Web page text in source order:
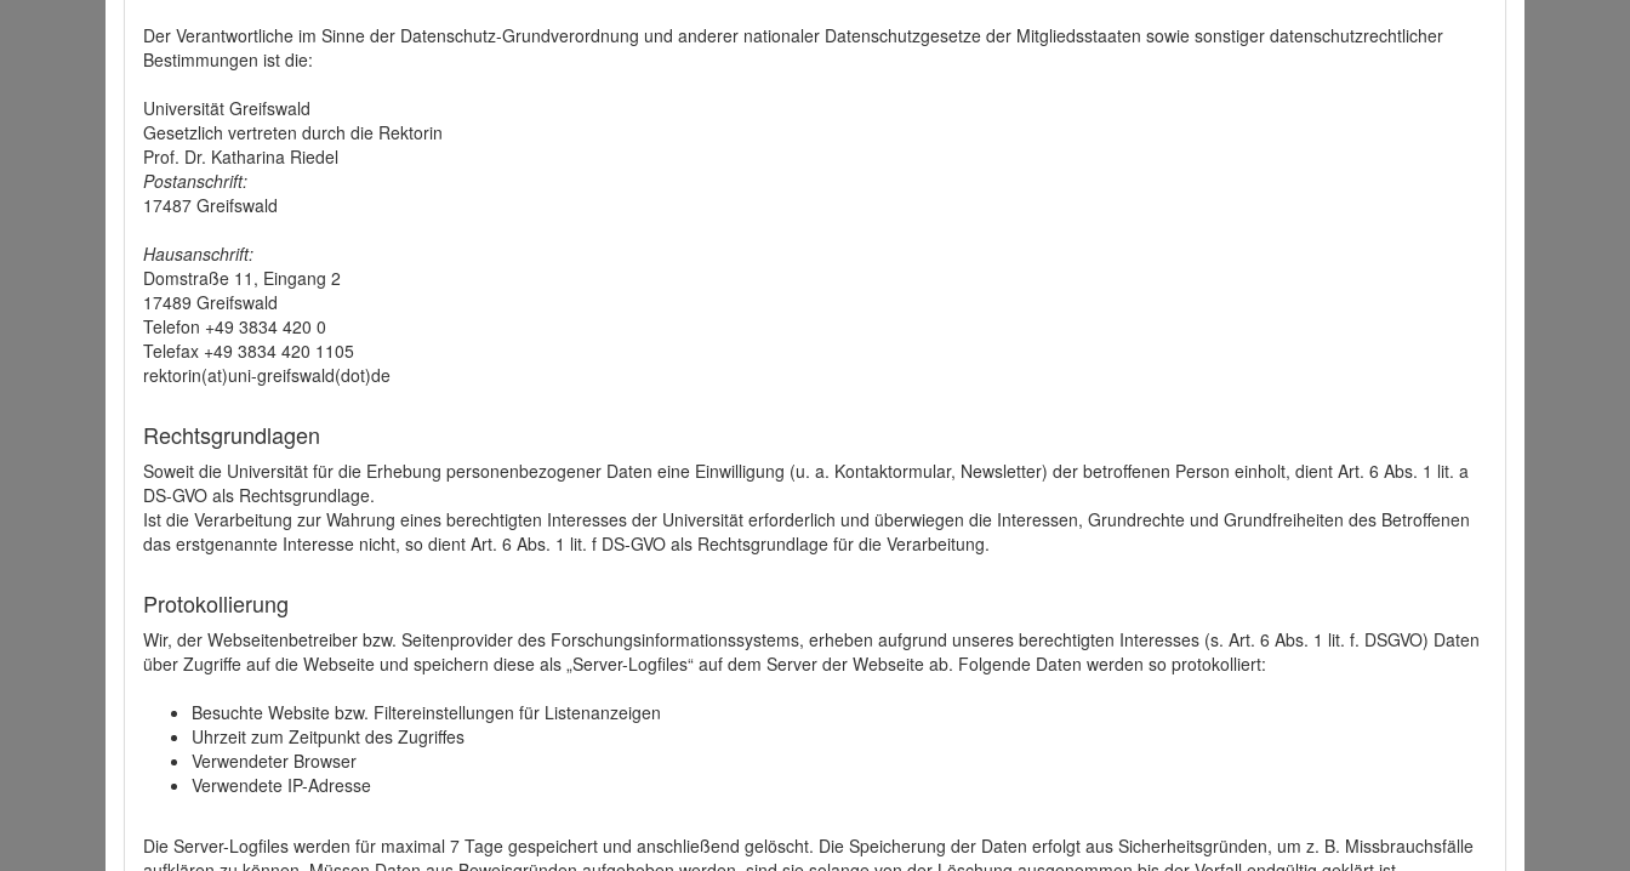
Der Verantwortliche im Sinne der Datenschutz-Grundverordnung und anderer nationaler Datenschutzgesetze der Mitgliedsstaaten sowie sonstiger datenschutzrechtlicher
Bestimmungen ist die:
Universität Greifswald
Gesetzlich vertreten durch die Rektorin
Prof. Dr. Katharina Riedel
Postanschrift:
17487 Greifswald
Hausanschrift:
Domstraße 11, Eingang 2
17489 Greifswald
Telefon +49 3834 420 0
Telefax +49 3834 420 1105
rektorin(at)uni-greifswald(dot)de
Rechtsgrundlagen
Soweit die Universität für die Erhebung personenbezogener Daten eine Einwilligung (u. a. Kontaktormular, Newsletter) der betroffenen Person einholt, dient Art. 6 Abs. 1 lit. a
DS-GVO als Rechtsgrundlage.
Ist die Verarbeitung zur Wahrung eines berechtigten Interesses der Universität erforderlich und überwiegen die Interessen, Grundrechte und Grundfreiheiten des Betroffenen
das erstgenannte Interesse nicht, so dient Art. 6 Abs. 1 lit. f DS-GVO als Rechtsgrundlage für die Verarbeitung.
Protokollierung
Wir, der Webseitenbetreiber bzw. Seitenprovider des Forschungsinformationssystems, erheben aufgrund unseres berechtigten Interesses (s. Art. 6 Abs. 1 lit. f. DSGVO) Daten
über Zugriffe auf die Webseite und speichern diese als „Server-Logfiles“ auf dem Server der Webseite ab. Folgende Daten werden so protokolliert:
Besuchte Website bzw. Filtereinstellungen für Listenanzeigen
Uhrzeit zum Zeitpunkt des Zugriffes
Verwendeter Browser
Verwendete IP-Adresse
Die Server-Logfiles werden für maximal 7 Tage gespeichert und anschließend gelöscht. Die Speicherung der Daten erfolgt aus Sicherheitsgründen, um z. B. Missbrauchsfälle